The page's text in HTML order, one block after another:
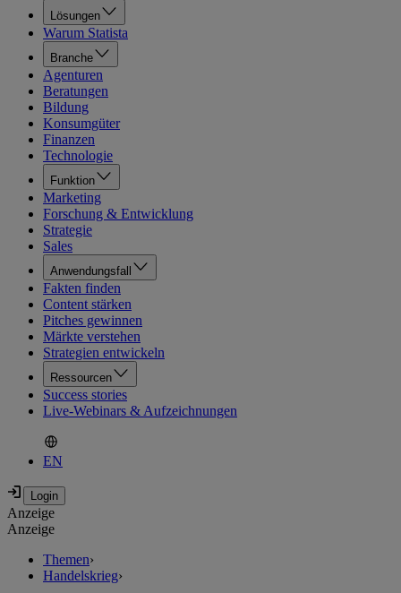
Lösungen
Warum Statista
Branche
Agenturen
Beratungen
Bildung
Konsumgüter
Finanzen
Technologie
Funktion
Marketing
Forschung & Entwicklung
Strategie
Sales
Anwendungsfall
Fakten finden
Content stärken
Pitches gewinnen
Märkte verstehen
Strategien entwickeln
Ressourcen
Success stories
Live-Webinars & Aufzeichnungen
EN
Anzeige
Anzeige
Themen›
Handelskrieg›